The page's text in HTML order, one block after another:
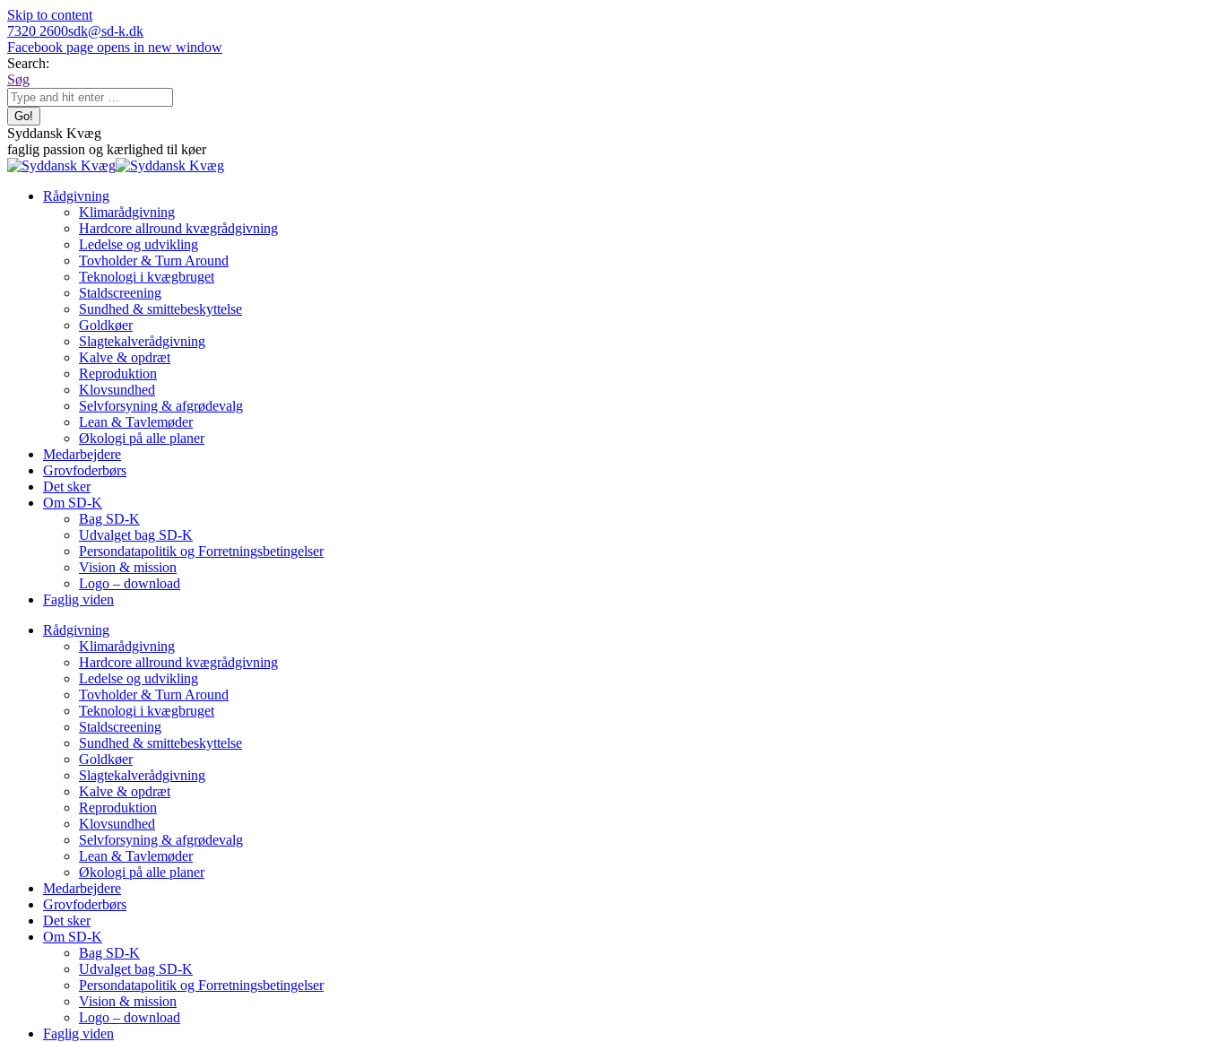
Skip to content
7320 2600sdk@sd-k.dk
Facebook page opens in new window
Search:
Søg
Syddansk Kvæg
faglig passion og kærlighed til køer
Rådgivning
Klimarådgivning
Hardcore allround kvægrådgivning
Ledelse og udvikling
Tovholder & Turn Around
Teknologi i kvægbruget
Staldscreening
Sundhed & smittebeskyttelse
Goldkøer
Slagtekalverådgivning
Kalve & opdræt
Reproduktion
Klovsundhed
Selvforsyning & afgrødevalg
Lean & Tavlemøder
Økologi på alle planer
Medarbejdere
Grovfoderbørs
Det sker
Om SD-K
Bag SD-K
Udvalget bag SD-K
Persondatapolitik og Forretningsbetingelser
Vision & mission
Logo – download
Faglig viden
Rådgivning
Klimarådgivning
Hardcore allround kvægrådgivning
Ledelse og udvikling
Tovholder & Turn Around
Teknologi i kvægbruget
Staldscreening
Sundhed & smittebeskyttelse
Goldkøer
Slagtekalverådgivning
Kalve & opdræt
Reproduktion
Klovsundhed
Selvforsyning & afgrødevalg
Lean & Tavlemøder
Økologi på alle planer
Medarbejdere
Grovfoderbørs
Det sker
Om SD-K
Bag SD-K
Udvalget bag SD-K
Persondatapolitik og Forretningsbetingelser
Vision & mission
Logo – download
Faglig viden